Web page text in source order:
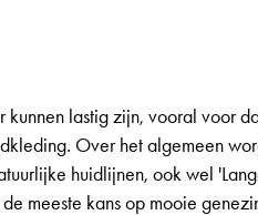
kunnen lastig zijn, vooral voor
Over het algemeen
huidlijnen, ook wel
meeste kans op mooie